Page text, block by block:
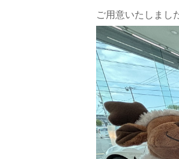
ご用意いたしまし